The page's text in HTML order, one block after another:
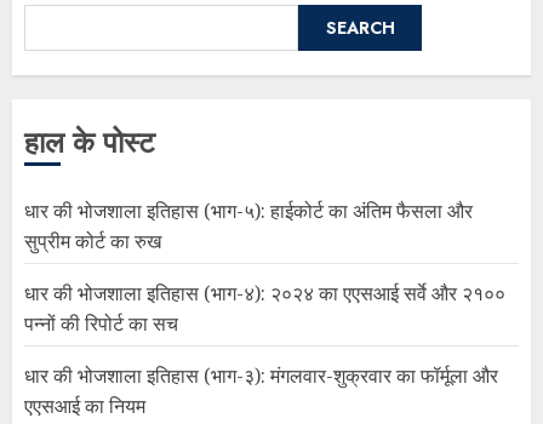
SEARCH
हाल के पोस्ट
धार की भोजशाला इतिहास (भाग-५): हाईकोर्ट का अंतिम फैसला और
सुप्रीम कोर्ट का रुख
धार की भोजशाला इतिहास (भाग-४): २०२४ का एएसआई सर्वे और २१००
पन्नों की रिपोर्ट का सच
धार की भोजशाला इतिहास (भाग-३): मंगलवार-शुक्रवार का फॉर्मूला और
एएसआई का नियम